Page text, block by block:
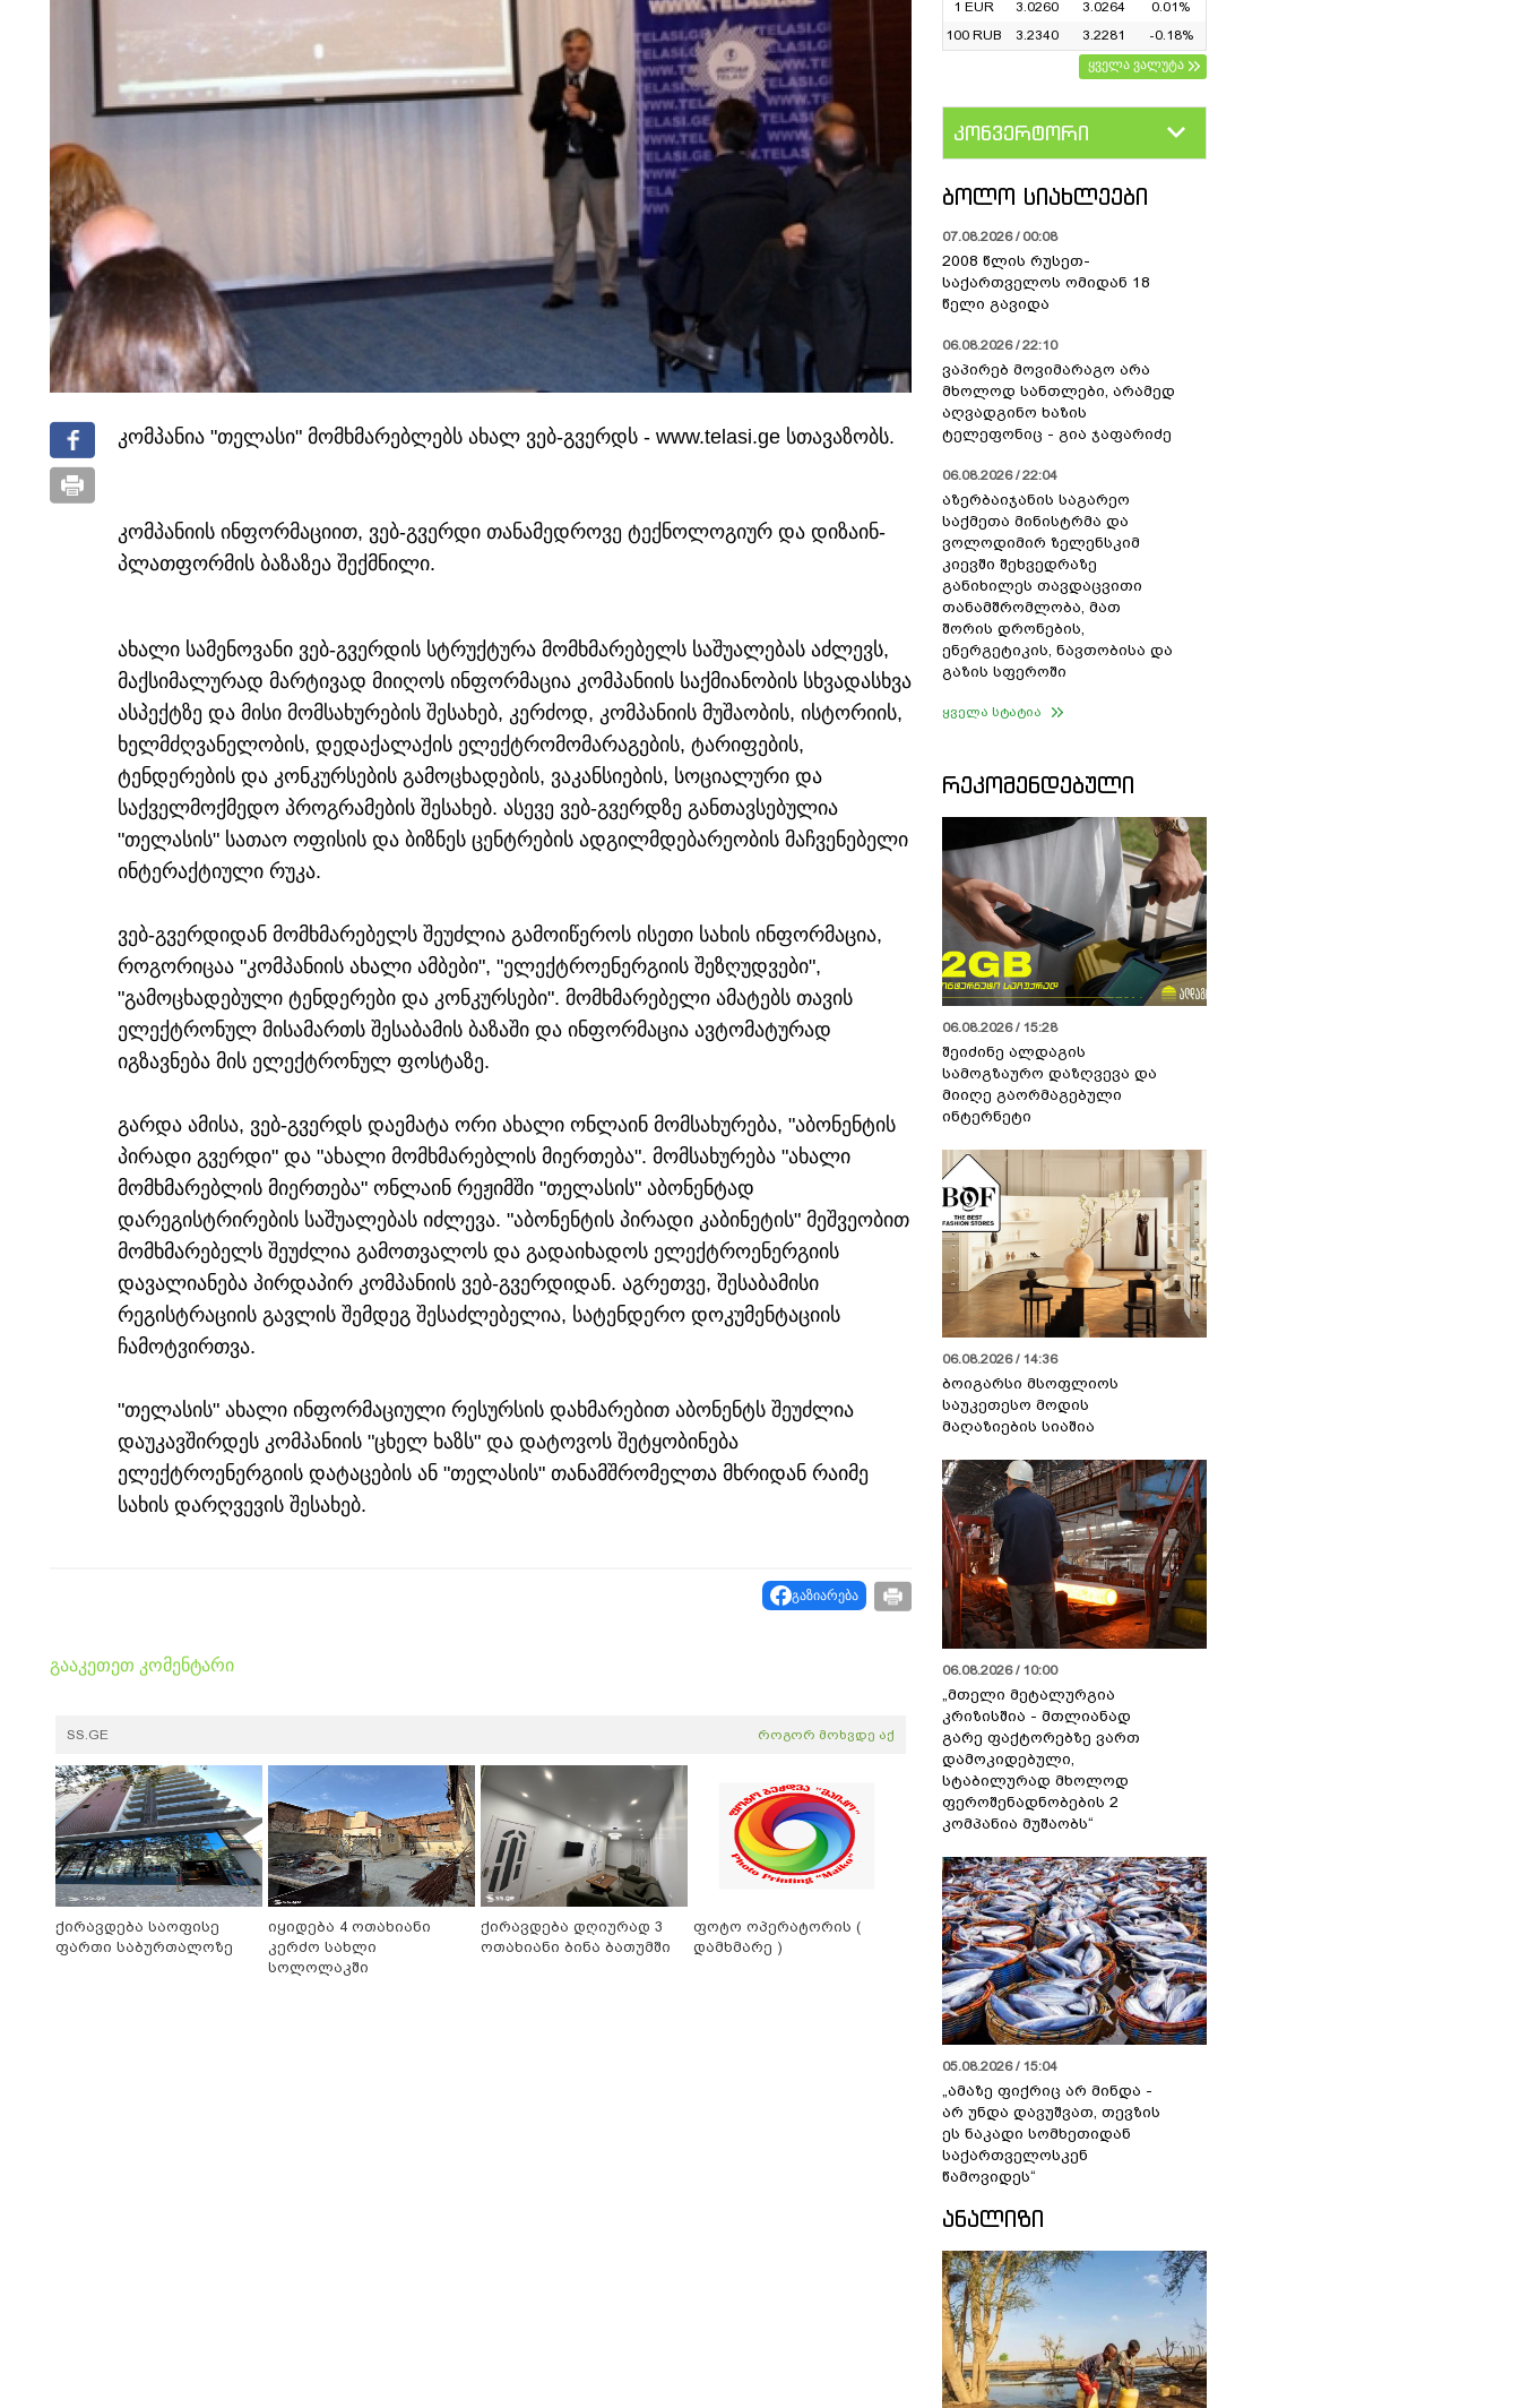
კომპანია "თელასი" მომხმარებლებს ახალ ვებ-გვერდს - www.telasi.ge სთავაზობს.
კომპანიის ინფორმაციით, ვებ-გვერდი თანამედროვე ტექნოლოგიურ და დიზაინ-
პლათფორმის ბაზაზეა შექმნილი.
ახალი სამენოვანი ვებ-გვერდის სტრუქტურა მომხმარებელს საშუალებას აძლევს,
მაქსიმალურად მარტივად მიიღოს ინფორმაცია კომპანიის საქმიანობის სხვადასხვა
ასპექტზე და მისი მომსახურების შესახებ, კერძოდ, კომპანიის მუშაობის, ისტორიის,
ხელმძღვანელობის, დედაქალაქის ელექტრომომარაგების, ტარიფების,
ტენდერების და კონკურსების გამოცხადების, ვაკანსიების, სოციალური და
საქველმოქმედო პროგრამების შესახებ. ასევე ვებ-გვერდზე განთავსებულია
"თელასის" სათაო ოფისის და ბიზნეს ცენტრების ადგილმდებარეობის მაჩვენებელი
ინტერაქტიული რუკა.
ვებ-გვერდიდან მომხმარებელს შეუძლია გამოიწეროს ისეთი სახის ინფორმაცია,
როგორიცაა "კომპანიის ახალი ამბები", "ელექტროენერგიის შეზღუდვები",
"გამოცხადებული ტენდერები და კონკურსები". მომხმარებელი ამატებს თავის
ელექტრონულ მისამართს შესაბამის ბაზაში და ინფორმაცია ავტომატურად
იგზავნება მის ელექტრონულ ფოსტაზე.
გარდა ამისა, ვებ-გვერდს დაემატა ორი ახალი ონლაინ მომსახურება, "აბონენტის
პირადი გვერდი" და "ახალი მომხმარებლის მიერთება". მომსახურება "ახალი
მომხმარებლის მიერთება" ონლაინ რეჟიმში "თელასის" აბონენტად
დარეგისტრირების საშუალებას იძლევა. "აბონენტის პირადი კაბინეტის" მეშვეობით
მომხმარებელს შეუძლია გამოთვალოს და გადაიხადოს ელექტროენერგიის
დავალიანება პირდაპირ კომპანიის ვებ-გვერდიდან. აგრეთვე, შესაბამისი
რეგისტრაციის გავლის შემდეგ შესაძლებელია, სატენდერო დოკუმენტაციის
ჩამოტვირთვა.
"თელასის" ახალი ინფორმაციული რესურსის დახმარებით აბონენტს შეუძლია
დაუკავშირდეს კომპანიის "ცხელ ხაზს" და დატოვოს შეტყობინება
ელექტროენერგიის დატაცების ან "თელასის" თანამშრომელთა მხრიდან რაიმე
სახის დარღვევის შესახებ.
გაზიარება
გააკეთეთ კომენტარი
SS.GE როგორ მოხვდე აქ
ქირავდება საოფისე
ფართი საბურთალოზე
იყიდება 4 ოთახიანი
კერძო სახლი
სოლოლაკში
ქირავდება დღიურად 3
ოთახიანი ბინა ბათუმში
ფოტო ოპერატორის (
დამხმარე )
1 EUR
3.0260 3.0264
0.01%
100 RUB
3.2340 3.2281
-0.18%
ყველა ვალუტა
კონვერტორი
ᲑᲝᲚᲝ ᲡᲘᲐᲮᲚᲔᲔᲑᲘ
07.08.2026 / 00:08
2008 წლის რუსეთ-
საქართველოს ომიდან 18
წელი გავიდა
06.08.2026 / 22:10
ვაპირებ მოვიმარაგო არა
მხოლოდ სანთლები, არამედ
აღვადგინო ხაზის
ტელეფონიც - გია ჯაფარიძე
06.08.2026 / 22:04
აზერბაიჯანის საგარეო
საქმეთა მინისტრმა და
ვოლოდიმირ ზელენსკიმ
კიევში შეხვედრაზე
განიხილეს თავდაცვითი
თანამშრომლობა, მათ
შორის დრონების,
ენერგეტიკის, ნავთობისა და
გაზის სფეროში
ყველა სტატია
ᲠᲔᲙᲝᲛᲔᲜᲓᲔᲑᲣᲚᲘ
06.08.2026 / 15:28
შეიძინე ალდაგის
სამოგზაურო დაზღვევა და
მიიღე გაორმაგებული
ინტერნეტი
06.08.2026 / 14:36
ბოიგარსი მსოფლიოს
საუკეთესო მოდის
მაღაზიების სიაშია
06.08.2026 / 10:00
„მთელი მეტალურგია
კრიზისშია - მთლიანად
გარე ფაქტორებზე ვართ
დამოკიდებული,
სტაბილურად მხოლოდ
ფეროშენადნობების 2
კომპანია მუშაობს“
05.08.2026 / 15:04
„ამაზე ფიქრიც არ მინდა -
არ უნდა დავუშვათ, თევზის
ეს ნაკადი სომხეთიდან
საქართველოსკენ
წამოვიდეს“
ᲐᲜᲐᲚᲘᲖᲘ